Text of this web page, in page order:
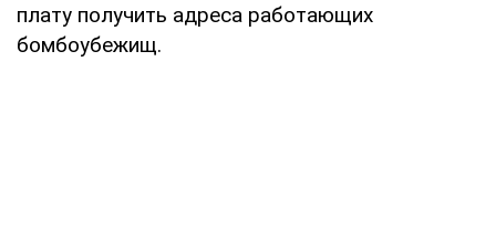
плату получить адреса работающих
бомбоубежищ.